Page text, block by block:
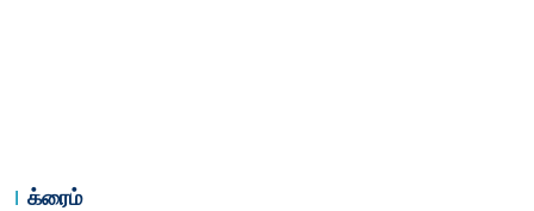
க்ரைம்